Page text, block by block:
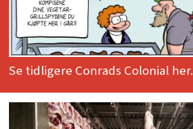
Se tidligere Conrads Colonial her.